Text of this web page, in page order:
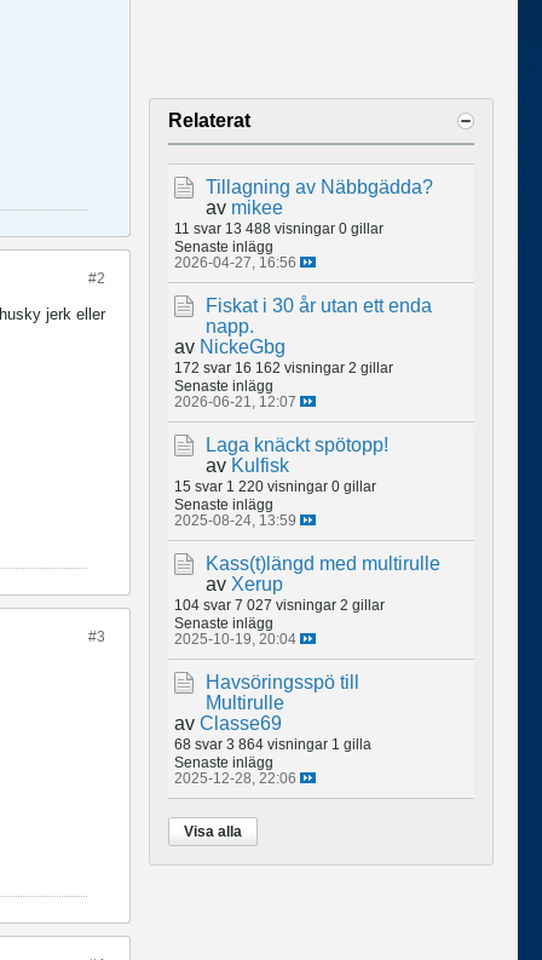
#2
jerk eller
#3
Relaterat
Tillagning av Näbbgädda?
av mikee
11 svar 13 488 visningar 0 gillar
Senaste inlägg
2026-04-27, 16:56
Fiskat i 30 år utan ett enda
napp.
av NickeGbg
172 svar 16 162 visningar 2 gillar
Senaste inlägg
2026-06-21, 12:07
Laga knäckt spötopp!
av Kulfisk
15 svar 1 220 visningar 0 gillar
Senaste inlägg
2025-08-24, 13:59
Kass(t)längd med multirulle
av Xerup
104 svar 7 027 visningar 2 gillar
Senaste inlägg
2025-10-19, 20:04
Havsöringsspö till
Multirulle
av Classe69
68 svar 3 864 visningar 1 gilla
Senaste inlägg
2025-12-28, 22:06
Visa alla